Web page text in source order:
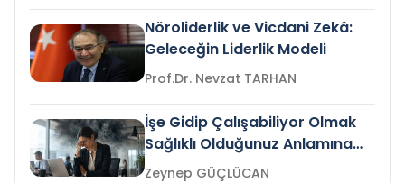
Nöroliderlik ve Vicdani Zekâ:
Geleceğin Liderlik Modeli
Prof.Dr. Nevzat TARHAN
İşe Gidip Çalışabiliyor Olmak
Sağlıklı Olduğunuz Anlamına
Gelir mi?Zeynep GÜÇLÜCAN